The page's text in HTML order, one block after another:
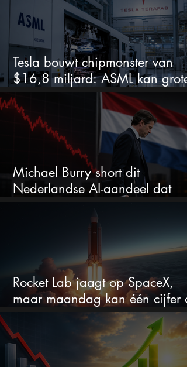
Tesla bouwt chipmonster van
$16,8 miljard: ASML kan grote
winnaar worden
Michael Burry short dit
Nederlandse AI-aandeel dat
Rocket Lab jaagt op SpaceX,
maar maandag kan één cijfer
droom doorprikken?